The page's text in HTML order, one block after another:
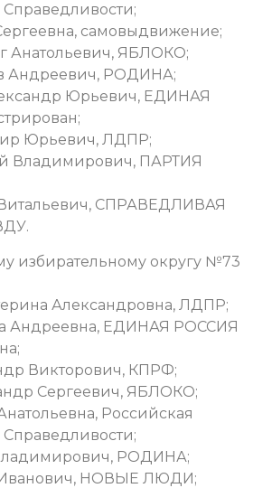
самовыдвижение;
Анатольевич, ЯБЛОКО;
Андреевич, РОДИНА;
Юрьевич, ЕДИНАЯ
Юрьевич, ЛДПР;
Владимирович, ПАРТИЯ
Витальевич, СПРАВЕДЛИВАЯ
избирательному округу №73
Александровна, ЛДПР;
Андреевна, ЕДИНАЯ РОССИЯ
Викторович, КПРФ;
Сергеевич, ЯБЛОКО;
Российская
РОДИНА;
Иванович, НОВЫЕ ЛЮДИ;